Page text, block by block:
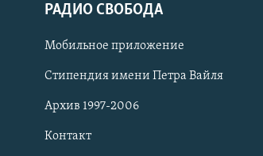
СОЦИАЛЬНЫЕ СЕТИ
РАДИО СВОБОДА
Мобильное приложение
Стипендия имени Петра Вайля
Архив 1997-2006
Контакт